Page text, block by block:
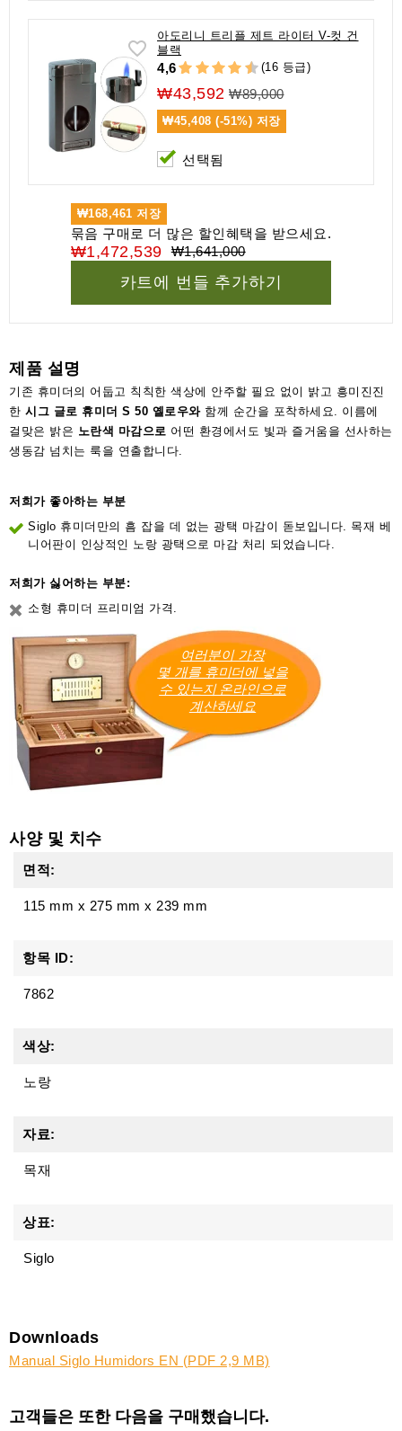
아도리니 트리플 제트 라이터 V-컷 건
블랙
4,6 (16 등급)
₩43,592 ₩89,000
₩45,408 (-51%) 저장
선택됨
₩168,461 저장
묶음 구매로 더 많은 할인혜택을 받으세요.
₩1,472,539 ₩1,641,000
카트에 번들 추가하기
제품 설명
기존 휴미더의 어둡고 칙칙한 색상에 안주할 필요 없이 밝고 흥미진진
한 시그 글로 휴미더 S 50 옐로우와함께 순간을 포착하세요. 이름에
걸맞은 밝은 노란색 마감으로 어떤 환경에서도 빛과 즐거움을 선사하는
생동감 넘치는 룩을 연출합니다.
저희가 좋아하는 부분
Siglo 휴미더만의 흠 잡을 데 없는 광택 마감이 돋보입니다. 목재 베
니어판이 인상적인 노랑 광택으로 마감 처리 되었습니다.
저희가 싫어하는 부분:
소형 휴미더 프리미엄 가격.
여러분이 가장
몇 개를 휴미더에 넣을
수 있는지 온라인으로
계산하세요
사양 및 치수
면적:
115 mm x 275 mm x 239 mm
항목 ID:
7862
색상:
노랑
자료:
목재
상표:
Siglo
Downloads
Manual Siglo Humidors EN (PDF 2,9 MB)
고객들은 또한 다음을 구매했습니다.